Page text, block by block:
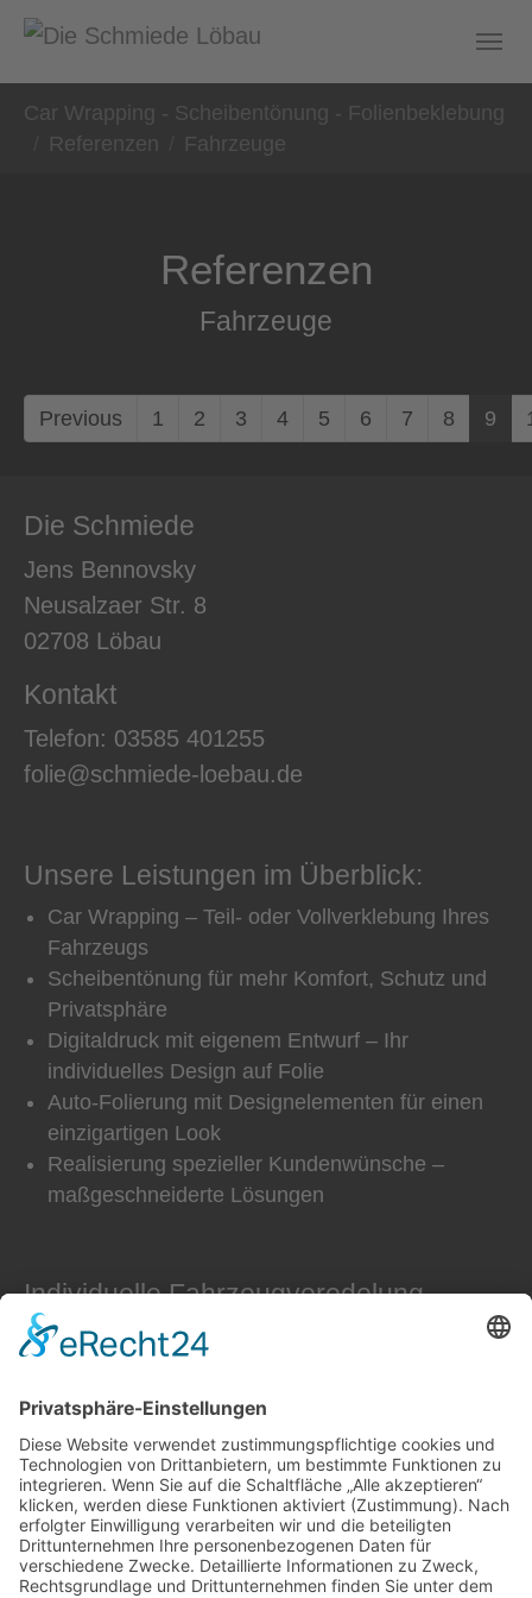
Car Wrapping - Scheibentönung - Folienbeklebung
Referenzen
Fahrzeuge
Referenzen
Fahrzeuge
Previous 1 2 3 4 5 6 7 8 9
Die Schmiede
Jens Bennovsky
Neusalzaer Str. 8
02708 Löbau
Kontakt
Telefon: 03585 401255
folie@schmiede-loebau.de
Unsere Leistungen im Überblick:
Car Wrapping – Teil- oder Vollverklebung Ihres
Fahrzeugs
Scheibentönung für mehr Komfort, Schutz und
Privatsphäre
Digitaldruck mit eigenem Entwurf – Ihr
individuelles Design auf Folie
Auto-Folierung mit Designelementen für einen
einzigartigen Look
Realisierung spezieller Kundenwünsche –
maßgeschneiderte Lösungen
Individuelle Fahrzeugveredelung
Ob sportlich, elegant oder auffällig – wir
Gemeinsam entwickeln wir ein Design, das perfekt
Kunden aus Löbau, Bautzen, Görlitz, Zittau und
der gesamten Region persönlich und individuell.
Kontakt